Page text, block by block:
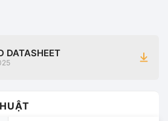
DATASHEET